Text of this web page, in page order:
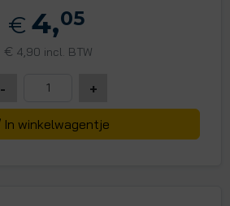
€ 4,05
€ 4,90 incl. BTW
- +
In winkelwagentje